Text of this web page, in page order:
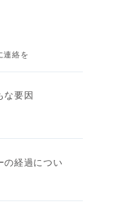
連絡を
な要因
の経過につい